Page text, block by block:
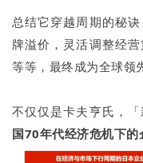
总结它穿越周期的秘
牌溢价，灵活调整经
等等，最终成为全球领
不仅仅是卡夫亨氏，
国70年代经济危机下的